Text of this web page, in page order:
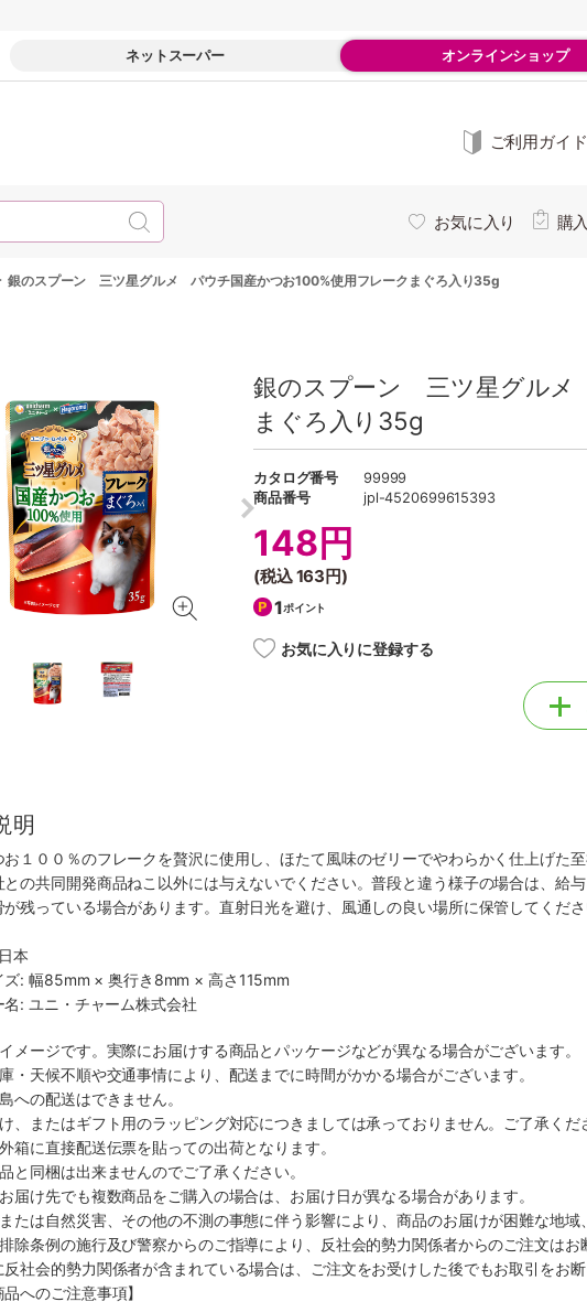
ネットスーパー オンラインショップ
ご利用ガイド
お気に入り 購
銀のスプーン 三ツ星グルメ パウチ国産かつお100%使用フレークまぐろ入り35g
銀のスプーン 三ツ星グルメ
まぐろ入り35g
カタログ番号
99999
商品番号
jpl-4520699615393
148円
(税込163円)
1ポイント
お気に入りに登録する
明
お１００％のフレークを贅沢に使用し、ほたて風味のゼリーでやわらかく仕上げた
との共同開発商品ねこ以外には与えないでください。普段と違う様子の場合は、給
が残っている場合があります。直射日光を避け、風通しの良い場所に保管してくだ
本
ズ: 幅85mm × 奥行き8mm × 高さ115mm
名: ユニ・チャーム株式会社
メージです。実際にお届けする商品とパッケージなどが異なる場合がございます。
・天候不順や交通事情により、配送までに時間がかかる場合がございます。
への配送はできません。
、またはギフト用のラッピング対応につきましては承っておりません。ご了承くだ
箱に直接配送伝票を貼っての出荷となります。
と同梱は出来ませんのでご了承ください。
届け先でも複数商品をご購入の場合は、お届け日が異なる場合があります。
たは自然災害、その他の不測の事態に伴う影響により、商品のお届けが困難な地域
除条例の施行及び警察からのご指導により、反社会的勢力関係者からのご注文は
反社会的勢力関係者が含まれている場合は、ご注文をお受けした後でもお取引をお
品へのご注意事項】